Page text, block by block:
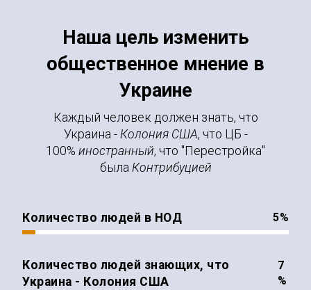
Наша цель изменить
общественное мнение в
Украине
Каждый человек должен знать, что
Украина - Колония США, что ЦБ -
100% иностранный, что "Перестройка"
была Контрибуцией
Количество людей в НОД %
Количество людей знающих, что
Украина - Колония США
%